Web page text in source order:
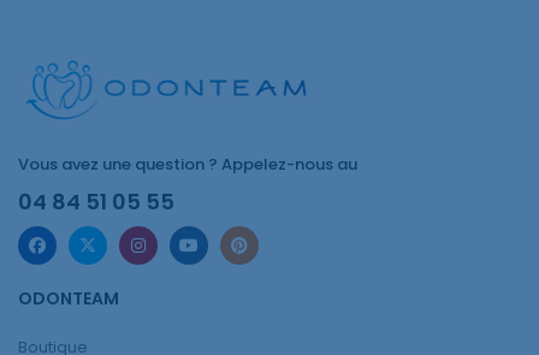
Vous avez une question ? Appelez-nous au
04 84 51 05 55
ODONTEAM
Boutique